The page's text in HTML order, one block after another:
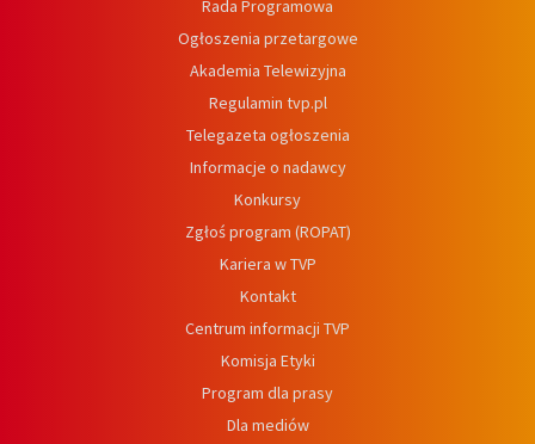
Rada Programowa
Ogłoszenia przetargowe
Akademia Telewizyjna
Regulamin tvp.pl
Telegazeta ogłoszenia
Informacje o nadawcy
Konkursy
Zgłoś program (ROPAT)
Kariera w TVP
Kontakt
Centrum informacji TVP
Komisja Etyki
Program dla prasy
Dla mediów